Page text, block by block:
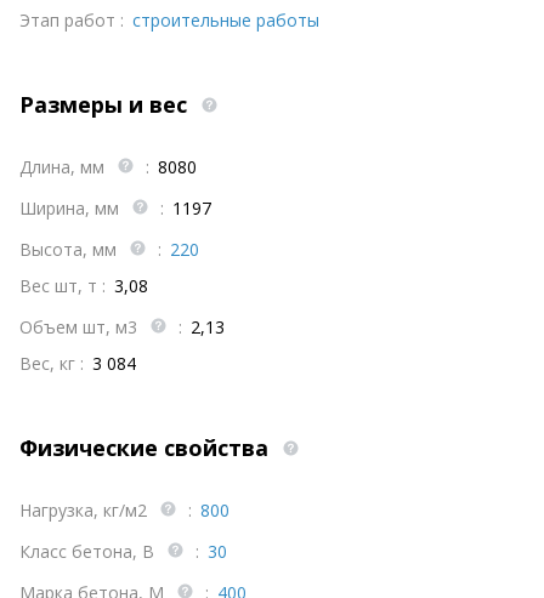
Этап работ : строительные работы
Размеры и вес
Длина, мм : 8080
Ширина, мм
: 1197
Высота, мм
: 220
Вес шт, т : 3,08
Объем шт, м3
: 2,13
Вес, кг : 3 084
Физические свойства
Нагрузка, кг/м2 : 800
Класс бетона, В
: 30
Марка бетона, М
: 400